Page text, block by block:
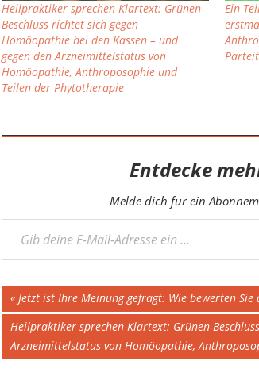
Heilpraktiker sprechen Klartext: Grünen-
Beschluss richtet sich gegen
Homöopathie bei den Kassen – und
gegen den Arzneimittelstatus von
Homöopathie, Anthroposophie und
Teilen der Phytotherapie
Ein
Entdecke
Melde dich für ein
Gib deine E-Mail-Adresse ein ...
Beitragsnavigation
Vorheriger
Beitrag:
Jetzt ist Ihre Meinung gefragt: Wie bewerten
Nächster
Beitrag:
Heilpraktiker sprechen Klartext: Grünen-
Arzneimittelstatus von Homöopathie,